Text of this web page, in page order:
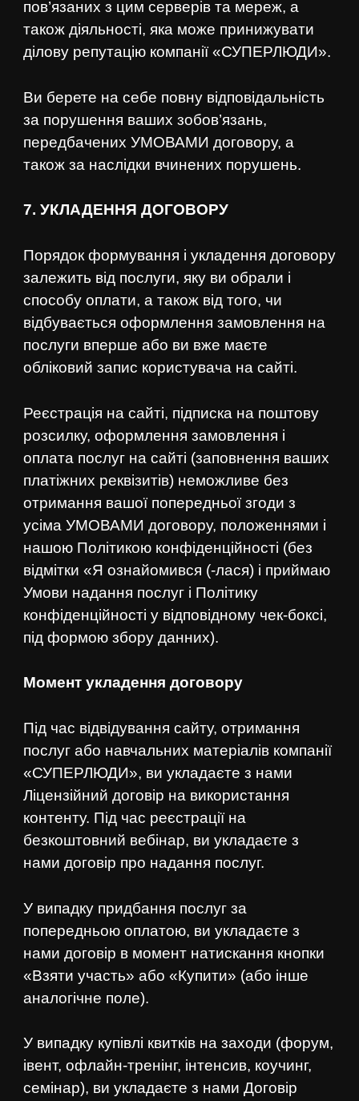
НА ГОЛОВНУ
пов’язаних з цим серверів та мереж, а
також діяльності, яка може принижувати
ділову репутацію компанії «СУПЕРЛЮДИ».
Ви берете на себе повну відповідальність
за порушення ваших зобов’язань,
передбачених УМОВАМИ договору, а
також за наслідки вчинених порушень.
7. УКЛАДЕННЯ ДОГОВОРУ
Порядок формування і укладення договору
залежить від послуги, яку ви обрали і
способу оплати, а також від того, чи
відбувається оформлення замовлення на
послуги вперше або ви вже маєте
обліковий запис користувача на сайті.
Реєстрація на сайті, підписка на поштову
розсилку, оформлення замовлення і
оплата послуг на сайті (заповнення ваших
платіжних реквізитів) неможливе без
отримання вашої попередньої згоди з
усіма УМОВАМИ договору, положеннями і
нашою Політикою конфіденційності (без
відмітки «Я ознайомився (-лася) і приймаю
Умови надання послуг і Політику
конфіденційності у відповідному чек-боксі,
під формою збору данних).
Момент укладення договору
Під час відвідування сайту, отримання
послуг або навчальних матеріалів компанії
«СУПЕРЛЮДИ», ви укладаєте з нами
Ліцензійний договір на використання
контенту. Під час реєстрації на
безкоштовний вебінар, ви укладаєте з
нами договір про надання послуг.
У випадку придбання послуг за
попередньою оплатою, ви укладаєте з
нами договір в момент натискання кнопки
«Взяти участь» або «Купити» (або інше
аналогічне поле).
У випадку купівлі квитків на заходи (форум,
івент, офлайн-тренінг, інтенсив, коучинг,
семінар), ви укладаєте з нами Договір